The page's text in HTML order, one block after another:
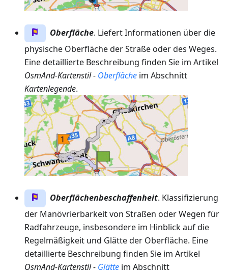
Oberfläche. Liefert Informationen über die
physische Oberfläche der Straße oder des Weges.
Eine detaillierte Beschreibung finden Sie im Artikel
OsmAnd-Kartenstil - Oberfläche im Abschnitt
Kartenlegende.
Oberflächenbeschaffenheit. Klassifizierung
der Manövrierbarkeit von Straßen oder Wegen für
Radfahrzeuge, insbesondere im Hinblick auf die
Regelmäßigkeit und Glätte der Oberfläche. Eine
detaillierte Beschreibung finden Sie im Artikel
OsmAnd-Kartenstil - Glätte im Abschnitt